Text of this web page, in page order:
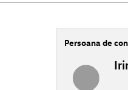
Persoana de